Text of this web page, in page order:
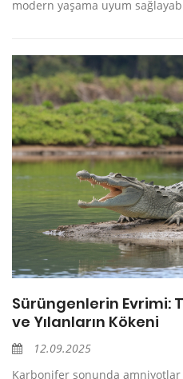
modern yaşama uyum
Sürüngenlerin Evrimi:
ve Yılanların Kökeni
12.09.2025
Karbonifer sonunda amniyotlar